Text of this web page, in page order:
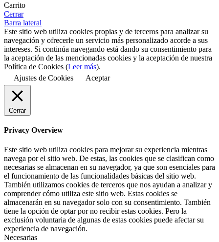
Carrito
Cerrar
Barra lateral
Este sitio web utiliza cookies propias y de terceros para analizar su
navegación y ofrecerle un servicio más personalizado acorde a sus
intereses. Si continúa navegando está dando su consentimiento para
la aceptación de las mencionadas cookies y la aceptación de nuestra
Política de Cookies (Leer más).
Ajustes de Cookies
Aceptar
Cerrar
Privacy Overview
Este sitio web utiliza cookies para mejorar su experiencia mientras
navega por el sitio web. De estas, las cookies que se clasifican como
necesarias se almacenan en su navegador, ya que son esenciales para
el funcionamiento de las funcionalidades básicas del sitio web.
También utilizamos cookies de terceros que nos ayudan a analizar y
comprender cómo utiliza este sitio web. Estas cookies se
almacenarán en su navegador solo con su consentimiento. También
tiene la opción de optar por no recibir estas cookies. Pero la
exclusión voluntaria de algunas de estas cookies puede afectar su
experiencia de navegación.
Necesarias